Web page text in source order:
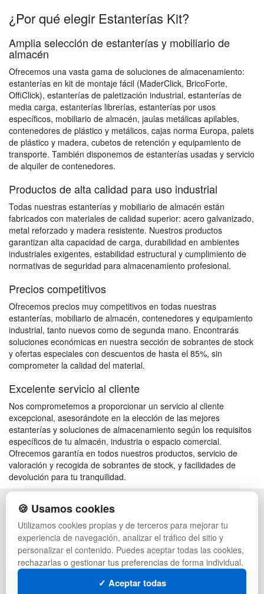
¿Por qué elegir Estanterías Kit?
Amplia selección de estanterías y mobiliario de
almacén
Ofrecemos una vasta gama de soluciones de almacenamiento:
estanterías en kit de montaje fácil (MaderClick, BricoForte,
OffiClick), estanterías de paletización industrial, estanterías de
media carga, estanterías librerías, estanterías por usos
específicos, mobiliario de almacén, jaulas metálicas apilables,
contenedores de plástico y metálicos, cajas norma Europa, palets
de plástico y madera, cubetos de retención y equipamiento de
transporte. También disponemos de estanterías usadas y servicio
de alquiler de contenedores.
Productos de alta calidad para uso industrial
Todas nuestras estanterías y mobiliario de almacén están
fabricados con materiales de calidad superior: acero galvanizado,
metal reforzado y madera resistente. Nuestros productos
garantizan alta capacidad de carga, durabilidad en ambientes
industriales exigentes, estabilidad estructural y cumplimiento de
normativas de seguridad para almacenamiento profesional.
Precios competitivos
Ofrecemos precios muy competitivos en todas nuestras
estanterías, mobiliario de almacén, contenedores y equipamiento
industrial, tanto nuevos como de segunda mano. Encontrarás
soluciones económicas en nuestra sección de sobrantes de stock
y ofertas especiales con descuentos de hasta el 85%, sin
comprometer la calidad del material.
Excelente servicio al cliente
Nos comprometemos a proporcionar un servicio al cliente
excepcional, asesorándote en la elección de las mejores
estanterías y soluciones de almacenamiento según los requisitos
específicos de tu almacén, industria o espacio comercial.
Ofrecemos garantía en todos nuestros productos, servicio de
valoración y recogida de sobrantes de stock, y facilidades de
devolución para tu tranquilidad.
POLÍTICA DE PRIVACIDAD
CONDICIONES DE USO
CAMBIOS Y DEVOLUCIONES
CONTACTO
QUIENES SOMOS
MAPA WEB
PREGUNTAS FRECUENTES
PALETS DE PLÁSTICO
MANUTENCIÓN
GESTIÓN DE RESIDUOS
PALETS
CONTENEDORES DE PLÁSTICO
LIQUIDACIÓN Y SOBRANTES
🍪 Usamos cookies
Utilizamos cookies propias y de terceros para mejorar tu
experiencia de navegación, analizar el tráfico del sitio y
personalizar el contenido. Puedes aceptar todas las cookies,
rechazarlas o gestionar tus preferencias de forma individual.
✓ Aceptar todas